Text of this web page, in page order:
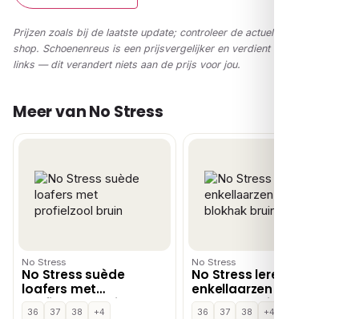
Prijzen zoals bij de laatste update; controleer de actuele prijs in de
shop. Schoenenreus is een prijsvergelijker en verdient via affiliate-
links — dit verandert niets aan de prijs voor jou.
Meer van No Stress
No Stress
No Stress suède
loafers met
profielzool bruin
36 37 38
+4
No Stress
No Stress leren
enkellaarzen met
blokhak bruin
36 37 38
+4